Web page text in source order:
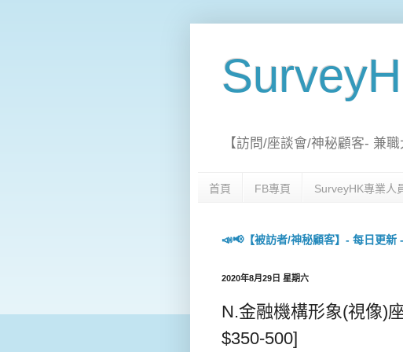
【訪問/座談會/神秘顧客- 兼職
首頁 FB專頁 SurveyHK專業人
📣📢【被訪者/神秘顧客】- 每日更新
2020年8月29日 星期六
N.金融機構形象(視像)
$350-500]